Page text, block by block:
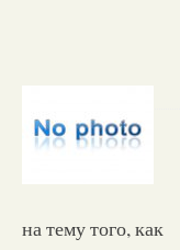
на тему того, как